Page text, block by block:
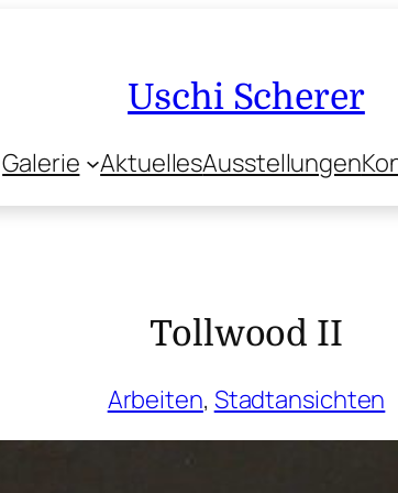
Uschi Scherer
Galerie AktuellesAusstellungen
Tollwood II
Arbeiten, Stadtansichten